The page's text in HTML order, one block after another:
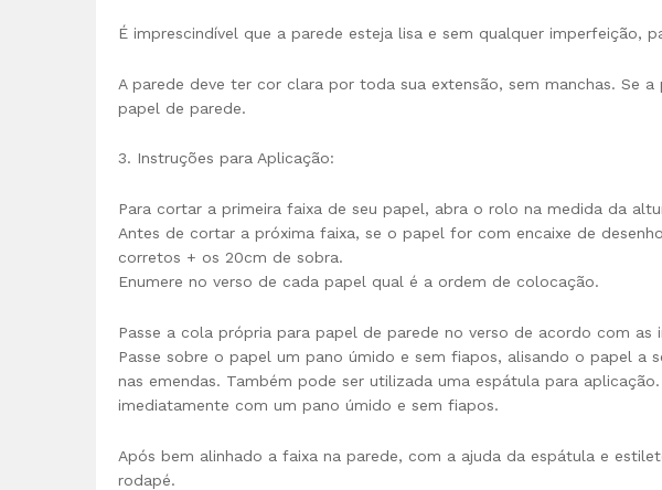
É imprescindível que a parede esteja lisa e sem qualquer imperfeição,
A parede deve ter cor clara por toda sua extensão, sem manchas. Se
papel de parede.
3. Instruções para Aplicação:
Para cortar a primeira faixa de seu papel, abra o rolo na medida da
Antes de cortar a próxima faixa, se o papel for com encaixe de
corretos + os 20cm de sobra.
Enumere no verso de cada papel qual é a ordem de colocação.
Passe a cola própria para papel de parede no verso de acordo com
Passe sobre o papel um pano úmido e sem fiapos, alisando o papel a
nas emendas. Também pode ser utilizada uma espátula para
imediatamente com um pano úmido e sem fiapos.
Após bem alinhado a faixa na parede, com a ajuda da espátula e
rodapé.